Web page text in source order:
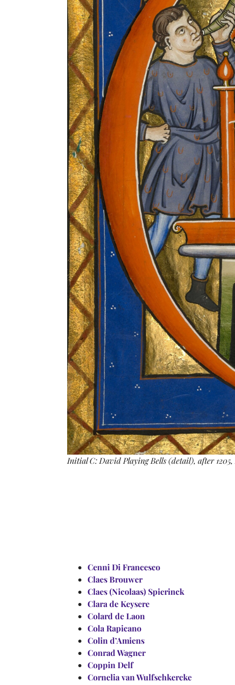
Initial C: David Playing Bells (detail), after 1205,
Cenni Di Francesco
Claes Brouwer
Claes (Nicolaas) Spierinck
Clara de Keysere
Colard de Laon
Cola Rapicano
Colin d’Amiens
Conrad Wagner
Coppin Delf
Cornelia van Wulfschkercke